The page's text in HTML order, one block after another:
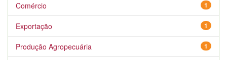
1
Comércio
1
Exportação
1
Produção Agropecuária